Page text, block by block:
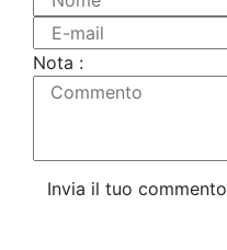
E-mail
Nota :
Commento
Invia il tuo commento